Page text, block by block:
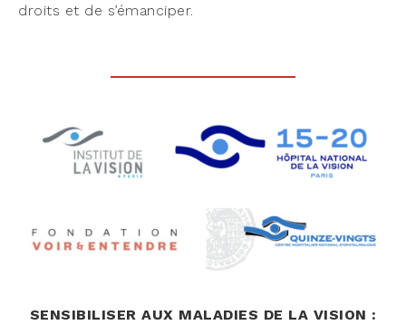
droits et de s’émanciper.
SENSIBILISER AUX MALADIES DE LA VISION :